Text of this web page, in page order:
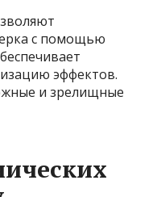
с помощью
эффектов.
и зрелищные